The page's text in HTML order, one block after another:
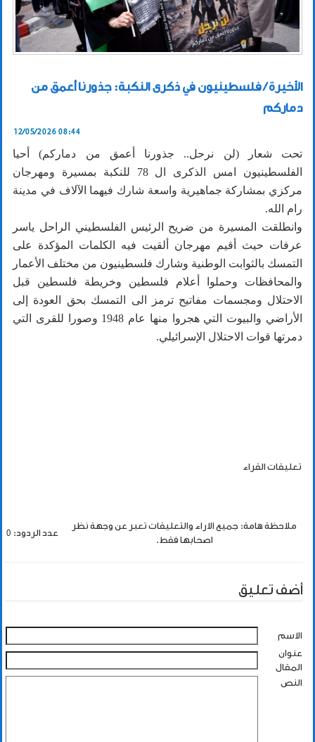
الأخيرة / فلسطينيون في ذكرى النكبة: جذورنا أعمق من
دماركم
12/05/2026 08:44
تحت شعار (لن نرحل.. جذورنا أعمق من دماركم) أحيا
الفلسطينيون امس الذكرى ال 78 للنكبة بمسيرة ومهرجان
مركزي بمشاركة جماهيرية واسعة شارك فيهما الآلاف في مدينة
رام الله.
وانطلقت المسيرة من ضريح الرئيس الفلسطيني الراحل ياسر
عرفات حيث أقيم مهرجان ألقيت فيه الكلمات المؤكدة على
التمسك بالثوابت الوطنية وشارك فلسطينيون من مختلف الأعمار
والمحافظات وحملوا أعلام فلسطين وخريطة فلسطين قبل
الاحتلال ومجسمات مفاتيح ترمز الى التمسك بحق العودة إلى
الأراضي والبيوت التي هجروا منها عام 1948 وصورا للقرى التي
دمرتها قوات الاحتلال الإسرائيلي.
تعليقات القراء
ملاحظة هامة: جميع الاراء والتعليقات تعبر عن وجهة نظر
اصحابها فقط.
عدد الردود: 0
أضف تعليق
الاسم
عنوان
المقال
النص